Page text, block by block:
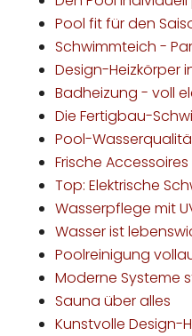
Pool fit für den
Schwimmteich -
Design-Heizkörper
Badheizung - voll
Die Fertigbau-
Pool-
Frische
Top: Elektrische
Wasserpflege mit
Wasser ist
Poolreinigung
Moderne Systeme
Sauna über alles
Kunstvolle Design-